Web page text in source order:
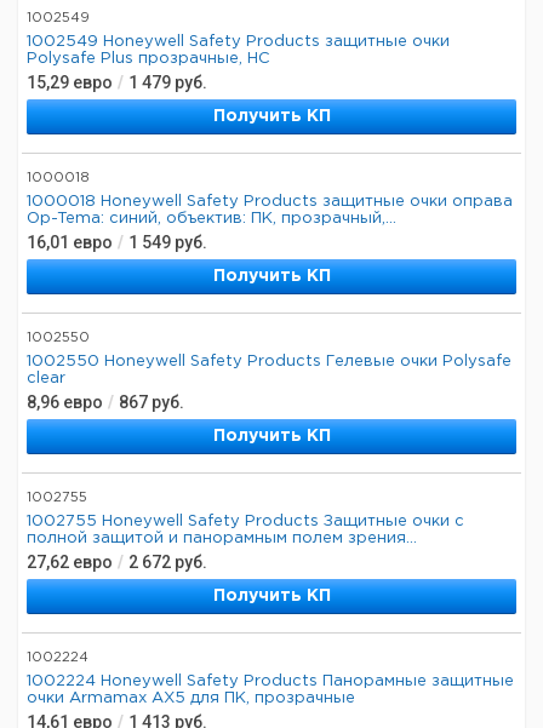
1002549
1002549 Honeywell Safety Products защитные очки
Polysafe Plus прозрачные, HC
15,29 евро / 1 479 руб.
Получить КП
1000018
1000018 Honeywell Safety Products защитные очки оправа
Op-Tema: синий, объектив: ПК, прозрачный,...
16,01 евро / 1 549 руб.
Получить КП
1002550
1002550 Honeywell Safety Products Гелевые очки Polysafe
clear
8,96 евро / 867 руб.
Получить КП
1002755
1002755 Honeywell Safety Products Защитные очки с
полной защитой и панорамным полем зрения...
27,62 евро / 2 672 руб.
Получить КП
1002224
1002224 Honeywell Safety Products Панорамные защитные
очки Armamax AX5 для ПК, прозрачные
14,61 евро / 1 413 руб.